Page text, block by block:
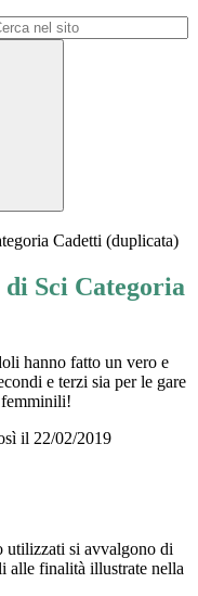
Cadetti (duplicata)
Sci Categoria
hanno fatto un vero e
e terzi sia per le gare
femminili!
il 22/02/2019
utilizzati si avvalgono di
alle finalità illustrate nella